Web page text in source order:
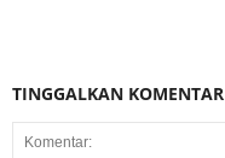
TINGGALKAN KOMENTAR